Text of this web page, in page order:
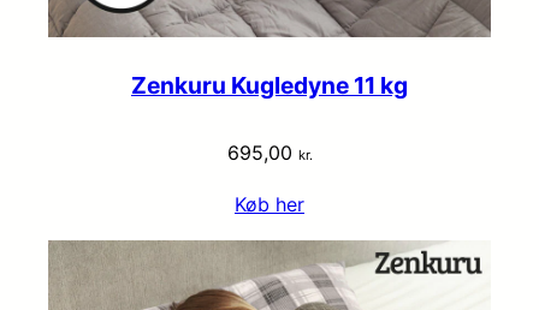
Zenkuru Kugledyne 11 kg
695,00 kr.
Køb her